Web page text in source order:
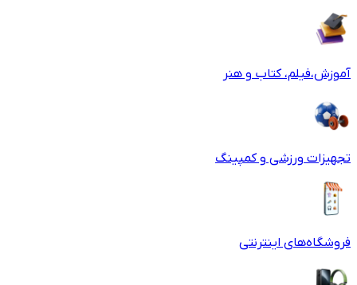
آموزش،فیلم، کتاب و هنر
تجهیزات ورزشی و کمپینگ
فروشگاه‌های اینترنتی